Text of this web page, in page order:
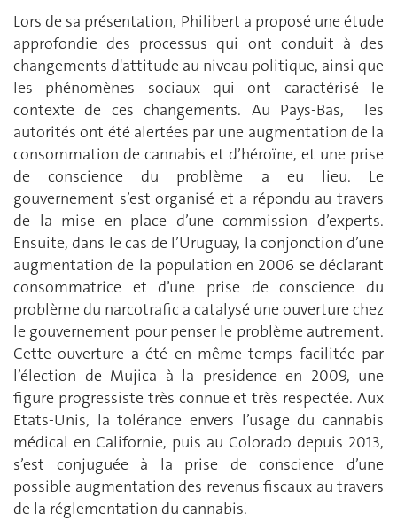
Lors de sa présentation, Philibert a proposé une étude
approfondie des processus qui ont conduit à des
changements d'attitude au niveau politique, ainsi que
les phénomènes sociaux qui ont caractérisé le
contexte de ces changements. Au Pays-Bas, les
autorités ont été alertées par une augmentation de la
consommation de cannabis et d’héroïne, et une prise
de conscience du problème a eu lieu. Le
gouvernement s’est organisé et a répondu au travers
de la mise en place d’une commission d’experts.
Ensuite, dans le cas de l’Uruguay, la conjonction d’une
augmentation de la population en 2006 se déclarant
consommatrice et d’une prise de conscience du
problème du narcotrafic a catalysé une ouverture chez
le gouvernement pour penser le problème autrement.
Cette ouverture a été en même temps facilitée par
l’élection de Mujica à la presidence en 2009, une
figure progressiste très connue et très respectée. Aux
Etats-Unis, la tolérance envers l’usage du cannabis
médical en Californie, puis au Colorado depuis 2013,
s’est conjuguée à la prise de conscience d’une
possible augmentation des revenus fiscaux au travers
de la réglementation du cannabis.